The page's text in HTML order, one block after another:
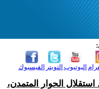
الفيسبوك التويتر اليوتيوب
الحوار المتمدن،